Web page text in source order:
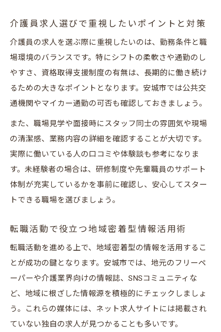
介護員求人選びで重視したいポイントと対策
介護員の求人を選ぶ際に重視したいのは、勤務条件と職
場環境のバランスです。特にシフトの柔軟さや通勤のし
やすさ、資格取得支援制度の有無は、長期的に働き続け
るための大きなポイントとなります。安城市では公共交
通機関やマイカー通勤の可否も確認しておきましょう。
また、職場見学や面接時にスタッフ同士の雰囲気や現場
の清潔感、業務内容の詳細を確認することが大切です。
実際に働いている人の口コミや体験談も参考になりま
す。未経験者の場合は、研修制度や先輩職員のサポート
体制が充実しているかを事前に確認し、安心してスター
トできる職場を選びましょう。
転職活動で役立つ地域密着型情報活用術
転職活動を進める上で、地域密着型の情報を活用するこ
とが成功の鍵となります。安城市では、地元のフリーペ
ーパーや介護業界向けの情報誌、SNSコミュニティな
ど、地域に根ざした情報源を積極的にチェックしましょ
う。これらの媒体には、ネット求人サイトには掲載され
ていない独自の求人が見つかることも多いです。